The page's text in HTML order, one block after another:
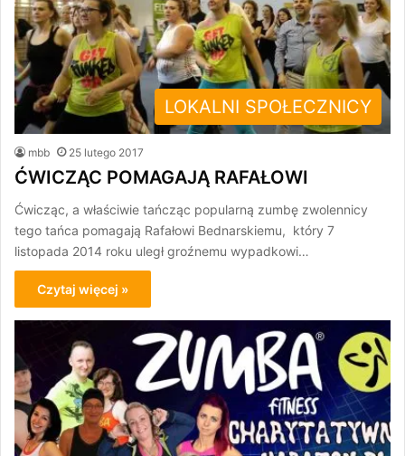
LOKALNI SPOŁECZNICY
mbb 25 lutego 2017
ĆWICZĄC POMAGAJĄ RAFAŁOWI
Ćwicząc, a właściwie tańcząc popularną zumbę zwolennicy
tego tańca pomagają Rafałowi Bednarskiemu, który 7
listopada 2014 roku uległ groźnemu wypadkowi…
Czytaj więcej »